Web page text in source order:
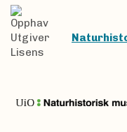
Opphav
Utgiver
Lisens